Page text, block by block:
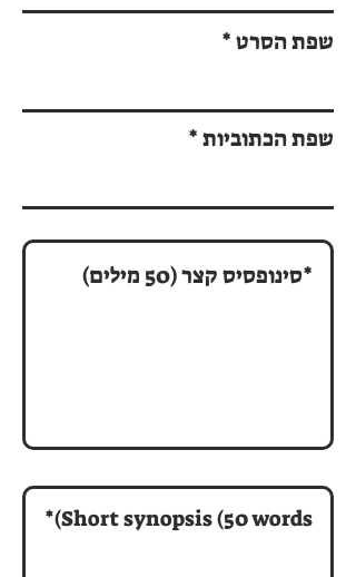
שפת הסרט
שפת הכתוביות